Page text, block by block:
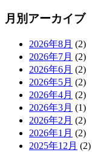
月別アーカイブ
2026年8月 (2)
2026年7月 (2)
2026年6月 (2)
2026年5月 (2)
2026年4月 (2)
2026年3月 (1)
2026年2月 (2)
2026年1月 (2)
2025年12月 (2)